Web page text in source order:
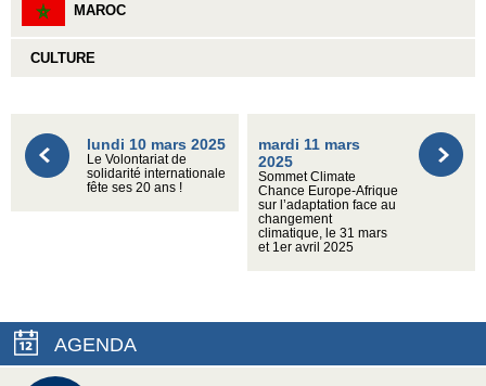
MAROC
CULTURE
lundi 10 mars 2025
Le Volontariat de
solidarité internationale
fête ses 20 ans !
mardi 11 mars
2025
Sommet Climate
Chance Europe-Afrique
sur l’adaptation face au
changement
climatique, le 31 mars
et 1er avril 2025
AGENDA